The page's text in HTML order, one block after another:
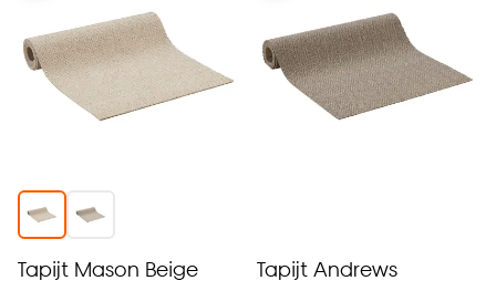
Tapijt Mason Beige Tapijt Andrews